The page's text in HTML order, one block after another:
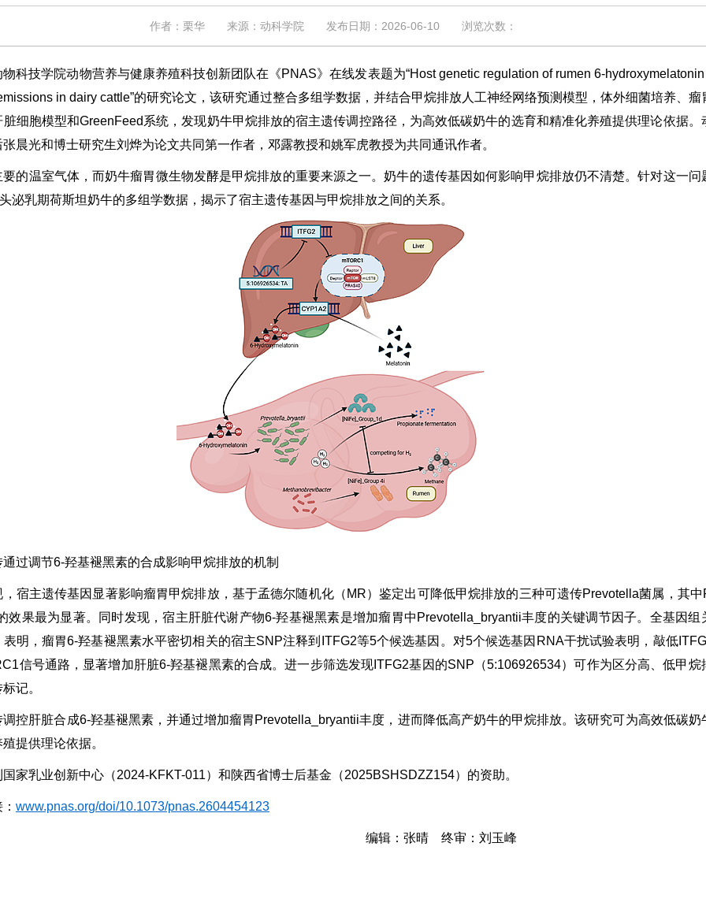
作者：栗华 来源：动科学院 发布日期：2026-06-10 浏览次数：
科技学院动物营养与健康养殖科技创新团队在《PNAS》在线发表题为“Host genetic regulation of rumen 6-
in dairy cattle”的研究论文，该研究通过整合多组学数据，并结合甲烷排放人工神经网络预测模型，体外细菌培养、瘤
细胞模型和GreenFeed系统，发现奶牛甲烷排放的宿主遗传调控路径，为高效低碳奶牛的选育和精准化养殖提供理论依据。
晨光和博士研究生刘烨为论文共同第一作者，邓露教授和姚军虎教授为共同通讯作者。
要的温室气体，而奶牛瘤胃微生物发酵是甲烷排放的重要来源之一。奶牛的遗传基因如何影响甲烷排放仍不清楚。针对这一问
泌乳期荷斯坦奶牛的多组学数据，揭示了宿主遗传基因与甲烷排放之间的关系。
过调节6-羟基褪黑素的合成影响甲烷排放的机制
，宿主遗传基因显著影响瘤胃甲烷排放，基于孟德尔随机化（MR）鉴定出可降低甲烷排放的三种可遗传Prevotella菌属，其中
效果最为显著。同时发现，宿主肝脏代谢产物6-羟基褪黑素是增加瘤胃中Prevotella_bryantii丰度的关键调节因子。全基因组
表明，瘤胃6-羟基褪黑素水平密切相关的宿主SNP注释到ITFG2等5个候选基因。对5个候选基因RNA干扰试验表明，敲低
信号通路，显著增加肝脏6-羟基褪黑素的合成。进一步筛选发现ITFG2基因的SNP（5:106926534）可作为区分高、低甲烷
记。
调控肝脏合成6-羟基褪黑素，并通过增加瘤胃Prevotella_bryantii丰度，进而降低高产奶牛的甲烷排放。该研究可为高效低碳奶
提供理论依据。
家乳业创新中心（2024-KFKT-011）和陕西省博士后基金（2025BSHSDZZ154）的资助。
www.pnas.org/doi/10.1073/pnas.2604454123
：张晴 终审：刘玉峰